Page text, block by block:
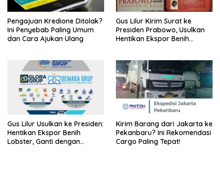
Pengajuan Kredione Ditolak?
Ini Penyebab Paling Umum
dan Cara Ajukan Ulang
Gus Lilur Kirim Surat ke
Presiden Prabowo, Usulkan
Hentikan Ekspor Benih
Gus Lilur Usulkan ke Presiden:
Hentikan Ekspor Benih
Lobster, Ganti dengan
Kirim Barang dari Jakarta ke
Pekanbaru? Ini Rekomendasi
Cargo Paling Tepat!